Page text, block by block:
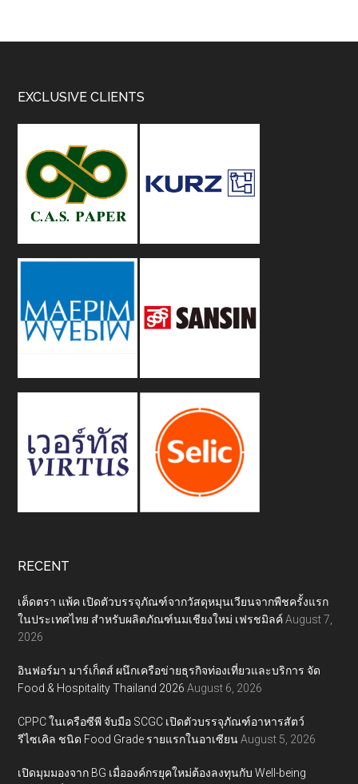
Footer
EXCLUSIVE CLIENTS
RECENT
เต็ดตรา แพ้ค เปิดตัวบรรจุภัณฑ์จากวัสดุหมุนเวียนจากพืชครั้งแรก
ในประเทศไทย สำหรับผลิตภัณฑ์นมเชียงใหม่ เฟรชมิลค์ August 7,
2026
อินฟอร์มา มาร์เก็ตส์ ผนึกเครือข่ายธุรกิจท่องเที่ยวและบริการ จัด
Food & Hospitality Thailand 2026 August 6, 2026
CPPC ในเครือซีพี จับมือ SCGC เปิดตัวบรรจุภัณฑ์อาหารสัตว์
รีไซเคิล ชนิด Food Grade รายแรกในอาเซียน August 5, 2026
เปิดมุมมองจาก BG เมื่อองค์กรยุคใหม่ต้องลงทุนกับ Well-being